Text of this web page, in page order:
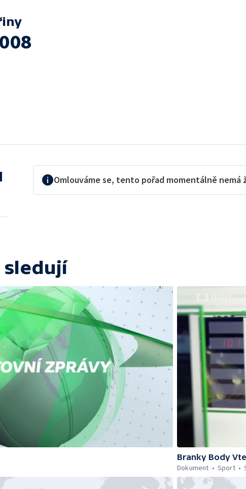
Omlouváme se, tento pořad momentálně nemá
sledují
Branky Body
Dokument
Sport